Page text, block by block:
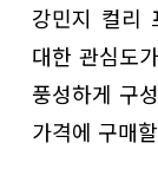
강민지 컬리
대한 관심도
풍성하게 구
가격에 구매